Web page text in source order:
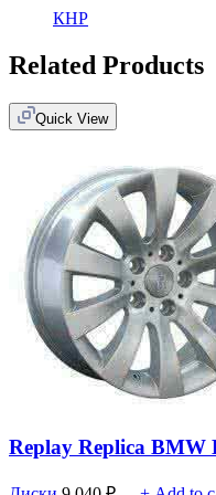
КНР
Related Products
Quick View
Replay Replica BMW